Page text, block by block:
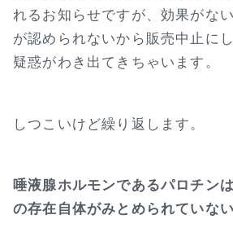
れるお知らせですが、効果がな
が認められないから販売中止に
疑惑がわき出てきちゃいます。
しつこいけど繰り返します。
唾液腺ホルモンであるパロチン
の存在自体がみとめられていない